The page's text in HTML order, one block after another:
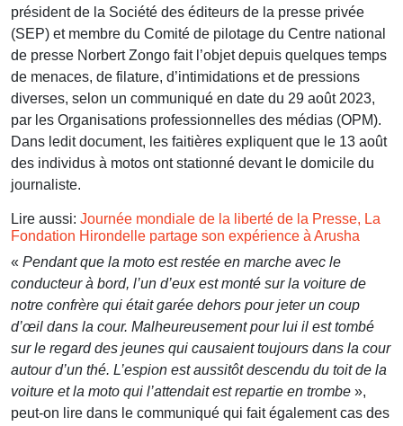
président de la Société des éditeurs de la presse privée
(SEP) et membre du Comité de pilotage du Centre national
de presse Norbert Zongo fait l’objet depuis quelques temps
de menaces, de filature, d’intimidations et de pressions
diverses, selon un communiqué en date du 29 août 2023,
par les Organisations professionnelles des médias (OPM).
Dans ledit document, les faitières expliquent que le 13 août
des individus à motos ont stationné devant le domicile du
journaliste.
Lire aussi: Journée mondiale de la liberté de la Presse, La
Fondation Hirondelle partage son expérience à Arusha
« Pendant que la moto est restée en marche avec le
conducteur à bord, l’un d’eux est monté sur la voiture de
notre confrère qui était garée dehors pour jeter un coup
d’œil dans la cour. Malheureusement pour lui il est tombé
sur le regard des jeunes qui causaient toujours dans la cour
autour d’un thé. L’espion est aussitôt descendu du toit de la
voiture et la moto qui l’attendait est repartie en trombe »,
peut-on lire dans le communiqué qui fait également cas des